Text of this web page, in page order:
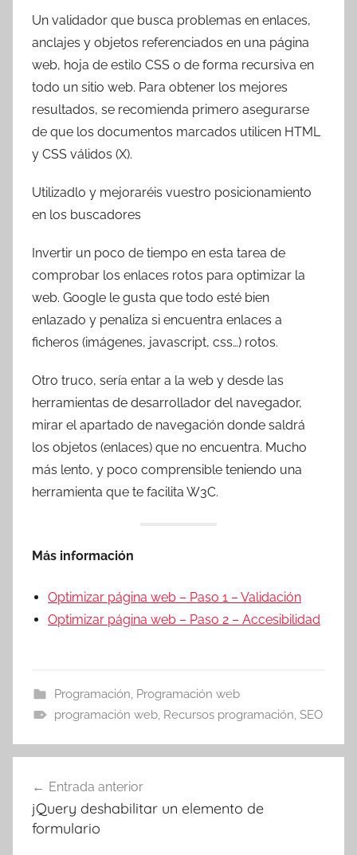
Un validador que busca problemas en enlaces,
anclajes y objetos referenciados en una página
web, hoja de estilo CSS o de forma recursiva en
todo un sitio web. Para obtener los mejores
resultados, se recomienda primero asegurarse
de que los documentos marcados utilicen HTML
y CSS válidos (X).
Utilizadlo y mejoraréis vuestro posicionamiento
en los buscadores
Invertir un poco de tiempo en esta tarea de
comprobar los enlaces rotos para optimizar la
web. Google le gusta que todo esté bien
enlazado y penaliza si encuentra enlaces a
ficheros (imágenes, javascript, css…) rotos.
Otro truco, sería entar a la web y desde las
herramientas de desarrollador del navegador,
mirar el apartado de navegación donde saldrá
los objetos (enlaces) que no encuentra. Mucho
más lento, y poco comprensible teniendo una
herramienta que te facilita W3C.
Más información
Optimizar página web – Paso 1 – Validación
Optimizar página web – Paso 2 – Accesibilidad
Programación, Programación web
programación web, Recursos programación, SEO
de
entradas
Entrada anterior
jQuery deshabilitar un elemento de
formulario